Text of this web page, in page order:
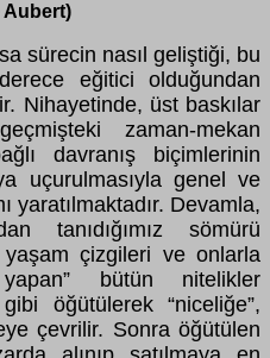
Aubert)
sürecin nasıl geliştiği, bu
eğitici olduğundan
Nihayetinde, üst baskılar
zaman-mekan
davranış biçimlerinin
uçurulmasıyla genel ve
yaratılmaktadır. Devamla,
tanıdığımız sömürü
çizgileri ve onlarla
bütün nitelikler
öğütülerek “niceliğe”,
çevrilir. Sonra öğütülen